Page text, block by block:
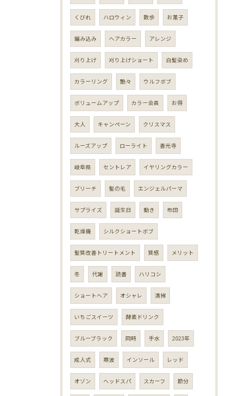
くびれ ハロウィン 散歩 お菓子
編み込み ヘアカラー アレンジ
刈り上げ 刈り上げショート 白髪染め
カラーリング 艶々 ウルフボブ
ボリュームアップ カラー会員 お得
大人 キャンペーン クリスマス
ルーズアップ ローライト 善光寺
岐阜県 セントレア イヤリングカラー
ブリーチ 髪の毛 エンジェルパーマ
サプライズ 誕生日 動き 布団
乾燥機 シルクショートボブ
髪質改善トリートメント 質感 メリット
冬 代謝 読書 ハリコシ
ショートヘア オシャレ 清掃
いちごスイーツ 酵素ドリンク
ブルーブラック 同時 手水 2023年
成人式 寒波 インソール レッド
オゾン ヘッドスパ スカーフ 節分